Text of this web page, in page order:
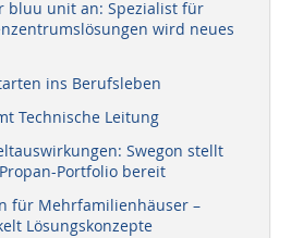
bluu unit an: Spezialist für
wird neues
ins Berufsleben
Technische Leitung
Swegon stellt
Portfolio bereit
für Mehrfamilienhäuser –
Lösungskonzepte